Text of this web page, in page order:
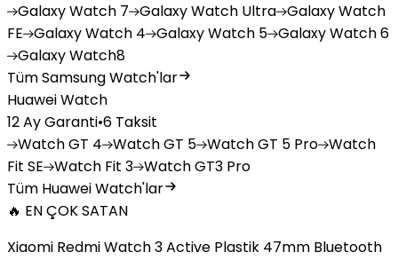
GalaxyWatch 7 GalaxyWatch Ultra GalaxyWatch
FE GalaxyWatch 4 GalaxyWatch 5 GalaxyWatch 6
GalaxyWatch8
Tüm Samsung Watch'lar
Huawei Watch
12 Ay Garanti•6 Taksit
WatchGT 4 WatchGT 5 WatchGT 5 Pro Watch
Fit SE Watch Fit 3 WatchGT3 Pro
Tüm Huawei Watch'lar
🔥 EN ÇOK SATAN
Xiaomi Redmi Watch 3 Active Plastik 47mm Bluetooth